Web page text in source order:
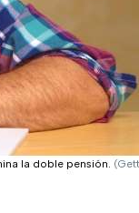
la doble pensión.